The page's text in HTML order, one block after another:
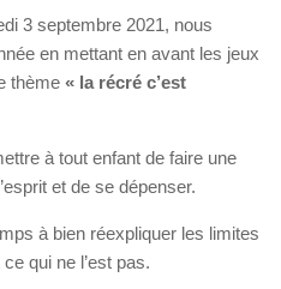
3 septembre 2021, nous
en mettant en avant les jeux
thème « la récré c’est
à tout enfant de faire une
et de se dépenser.
à bien réexpliquer les limites
qui ne l’est pas.